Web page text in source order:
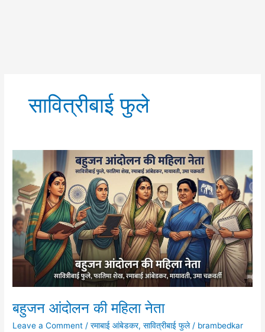
सावित्रीबाई फुले
बहुजन आंदोलन की महिला नेता
Leave a Comment /रमाबाई आंबेडकर,सावित्रीबाई फुले/ brambedkar